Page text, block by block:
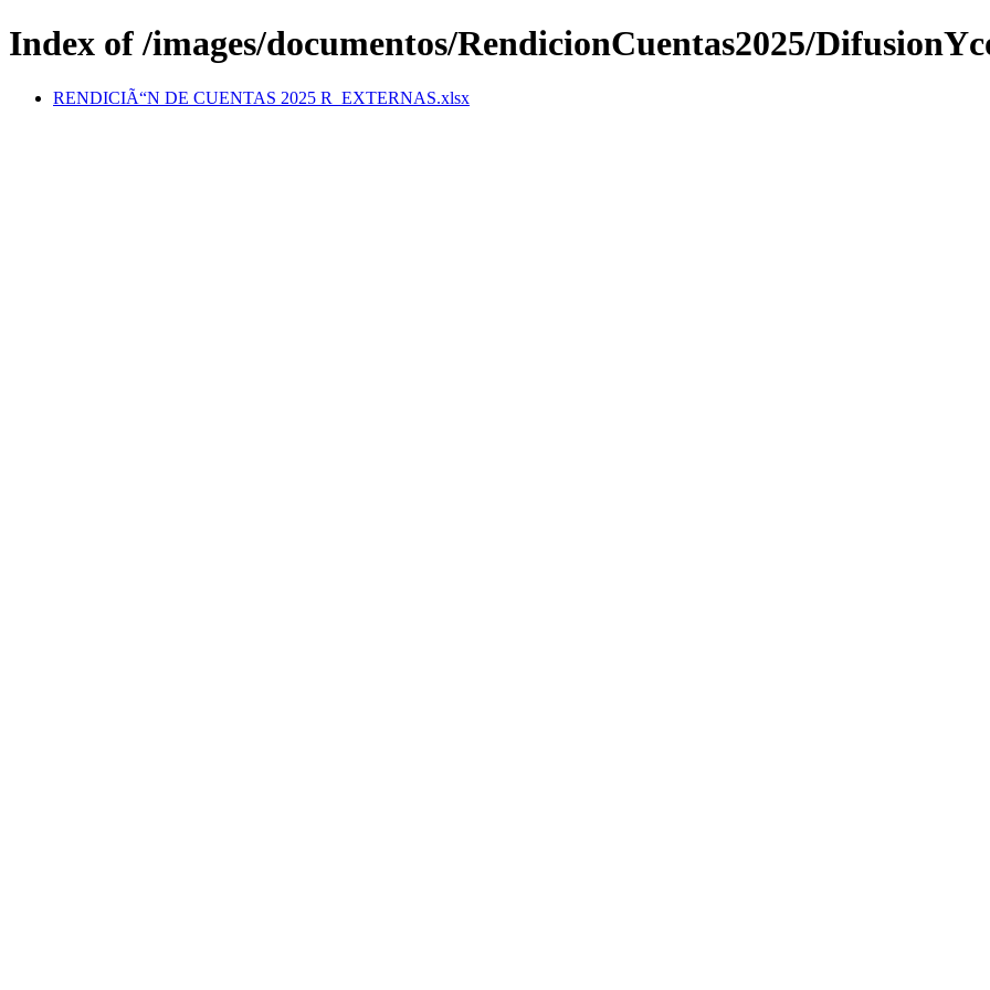
Index of /images/documentos/RendicionCuentas2025/
RENDICIÃ“N DE CUENTAS 2025 R_EXTERNAS.xlsx